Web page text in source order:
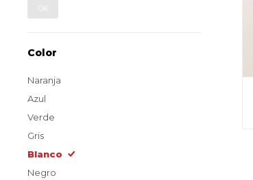
OK
Color
Naranja
Azul
Verde
Gris
Blanco
Negro